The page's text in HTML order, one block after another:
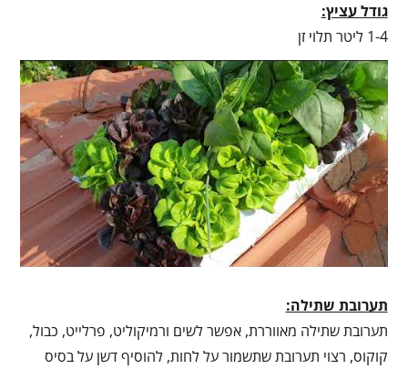
גודל עציץ:
1-4 ליטר תלוי זן
תערובת שתילה:
תערובת שתילה מאווררת, אפשר לשים ורמיקוליט, פרלייט, כבול,
קוקוס, רצוי תערובת שתשמור על לחות, להוסיף דשן על בסיס